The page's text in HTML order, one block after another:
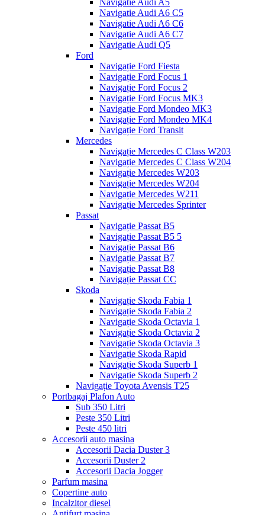
Navigatie Audi A5
Navigatie Audi A6 C5
Navigatie Audi A6 C6
Navigatie Audi A6 C7
Navigatie Audi Q5
Ford
Navigație Ford Fiesta
Navigație Ford Focus 1
Navigație Ford Focus 2
Navigație Ford Focus MK3
Navigație Ford Mondeo MK3
Navigație Ford Mondeo MK4
Navigație Ford Transit
Mercedes
Navigație Mercedes C Class W203
Navigație Mercedes C Class W204
Navigație Mercedes W203
Navigație Mercedes W204
Navigație Mercedes W211
Navigație Mercedes Sprinter
Passat
Navigație Passat B5
Navigație Passat B5 5
Navigație Passat B6
Navigație Passat B7
Navigație Passat B8
Navigație Passat CC
Skoda
Navigație Skoda Fabia 1
Navigație Skoda Fabia 2
Navigație Skoda Octavia 1
Navigație Skoda Octavia 2
Navigație Skoda Octavia 3
Navigație Skoda Rapid
Navigație Skoda Superb 1
Navigație Skoda Superb 2
Navigație Toyota Avensis T25
Portbagaj Plafon Auto
Sub 350 Litri
Peste 350 Litri
Peste 450 litri
Accesorii auto masina
Accesorii Dacia Duster 3
Accesorii Duster 2
Accesorii Dacia Jogger
Parfum masina
Copertine auto
Incalzitor diesel